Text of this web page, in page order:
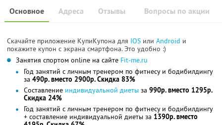
Основное Отзывы Вопросы по акции
Адреса
Скачайте приложение КупиКупона для IOS или Android и
покажите купон с экрана смартфона. Это удобно :)
Занятия спортом online на сайте Fit-me.ru
Год занятий с личным тренером по фитнесу и бодибилдингу
за 490р. вместо 2900р. Скидка 83%
Составление индивидуальной диеты за 990р. вместо 1295р.
Скидка 24%
Год занятий с личным тренером по фитнесу и бодибилдингу
+ составление индивидуальной диеты за 1390р. вместо